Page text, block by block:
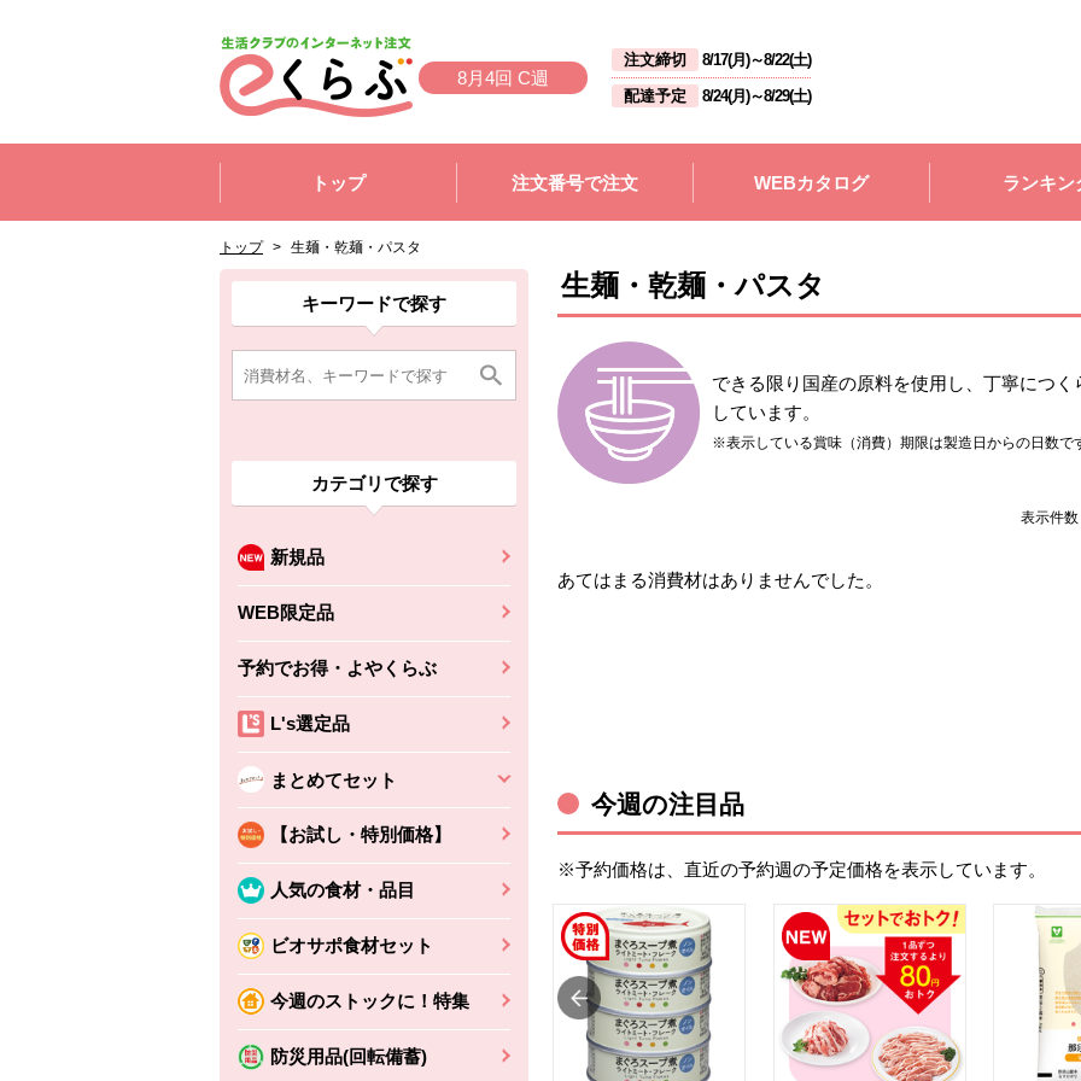
8月4回 C週
注文締切 8/17(月)～8/22(土)
配達予定
8/24(月)～8/29(土)
トップ
注文番号で注文 WEBカタログ ランキン
トップ > 生麺・乾麺・パスタ
ここから消費材検索メニューです。
キーワードで探す
カテゴリで探す
新規品
WEB限定品
予約でお得・よやくらぶ
L's選定品
まとめてセット
【お試し・特別価格】
人気の食材・品目
ビオサポ食材セット
今週のストックに！特集
防災用品(回転備蓄)
消費材検索メニューここまで。
ここから本文です。
ここから組合員向けメニューです。
組合員向けメニューここまで。
ここから本文です。 生麺・乾麺・パスタ
できる限り国産の原料を使用し、丁寧につ
しています。
※表示している賞味（消費）期限は製造日からの日数で
表示件数
あてはまる消費材はありませんでした。
今週の注目品
※予約価格は、直近の予約週の予定価格を表示しています。